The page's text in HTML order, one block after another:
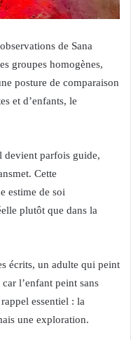
de Sana
groupes homogènes,
posture de comparaison
et d’enfants, le
devient parfois guide,
Cette
estime de soi
plutôt que dans la
écrits, un adulte qui peint
l’enfant peint sans
essentiel : la
une exploration.